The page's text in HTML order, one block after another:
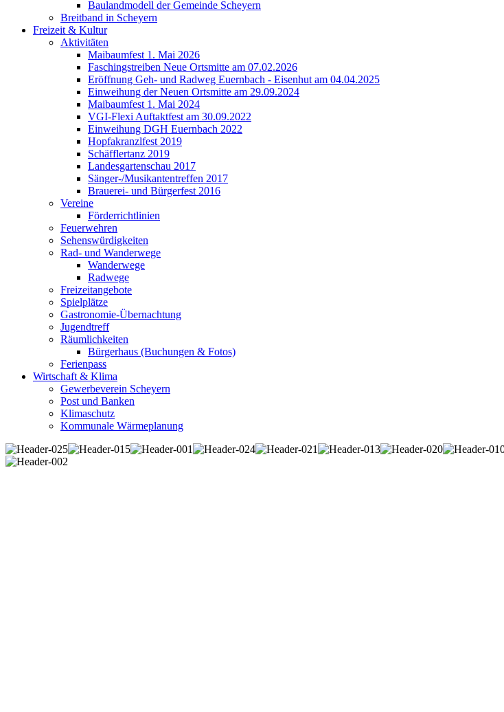
Baulandmodell der Gemeinde Scheyern
Breitband in Scheyern
Freizeit & Kultur
Aktivitäten
Maibaumfest 1. Mai 2026
Faschingstreiben Neue Ortsmitte am 07.02.2026
Eröffnung Geh- und Radweg Euernbach - Eisenhut am 04.04.2025
Einweihung der Neuen Ortsmitte am 29.09.2024
Maibaumfest 1. Mai 2024
VGI-Flexi Auftaktfest am 30.09.2022
Einweihung DGH Euernbach 2022
Hopfakranzlfest 2019
Schäfflertanz 2019
Landesgartenschau 2017
Sänger-/Musikantentreffen 2017
Brauerei- und Bürgerfest 2016
Vereine
Förderrichtlinien
Feuerwehren
Sehenswürdigkeiten
Rad- und Wanderwege
Wanderwege
Radwege
Freizeitangebote
Spielplätze
Gastronomie-Übernachtung
Jugendtreff
Räumlichkeiten
Bürgerhaus (Buchungen & Fotos)
Ferienpass
Wirtschaft & Klima
Gewerbeverein Scheyern
Post und Banken
Klimaschutz
Kommunale Wärmeplanung